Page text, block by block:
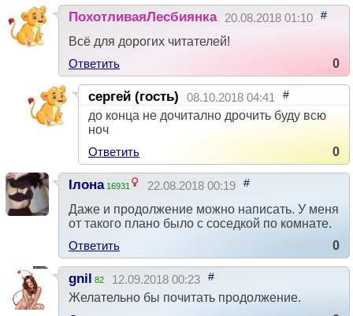
ПохотливаяЛесбиянка 20.08.2018 01:10 #
Всё для дорогих читателей!
Ответить
0
сергей (гость) 08.10.2018 04:41 #
до конца не дочитално дрочить буду всю
ноч
Ответить
0
Ілона 16931 22.08.2018 00:19 #
Даже и продолжение можно написать. У меня
от такого плано было с соседкой по комнате.
Ответить
0
gnil 82 12.09.2018 00:23 #
Желательно бы почитать продолжение.